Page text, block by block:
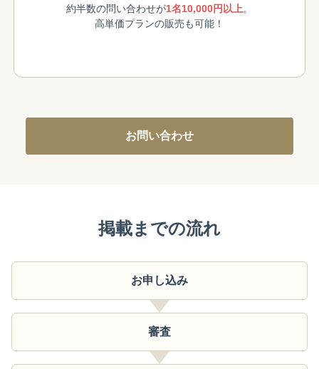
約半数の問い合わせが1名10,000円以上。
高単価プランの販売も可能！
お問い合わせ
掲載までの流れ
お申し込み
審査